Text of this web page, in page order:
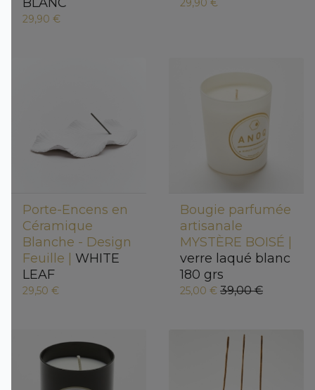
29,90 €
29,90 €
Porte-Encens en
Céramique
Blanche - Design
Feuille | WHITE
LEAF
29,50 €
Bougie parfumée
artisanale
MYSTÈRE BOISÉ |
verre laqué blanc
180 grs
25,00 € 39,00 €